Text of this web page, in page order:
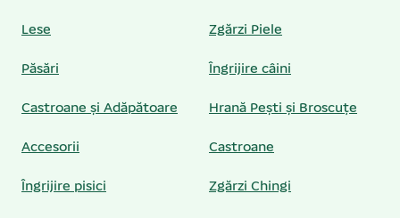
Lese Zgărzi Piele
Păsări Îngrijire câini
Castroane și Adăpătoare Hrană Pești și Broscuțe
Accesorii Castroane
Îngrijire pisici Zgărzi Chingi